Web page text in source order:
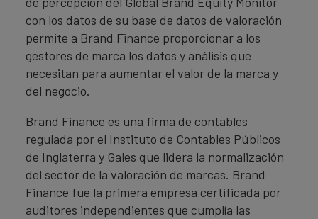
con los datos de su base de datos de valoración
permite a Brand Finance proporcionar a los
gestores de marca los datos y análisis que
necesitan para aumentar el valor de la marca y
del negocio.
Brand Finance es una firma de contables
regulada por el Instituto de Contables Públicos
de Inglaterra y Gales que lidera la normalización
del sector de la valoración de marcas. Brand
Finance fue la primera empresa certificada por
auditores independientes que cumplía las